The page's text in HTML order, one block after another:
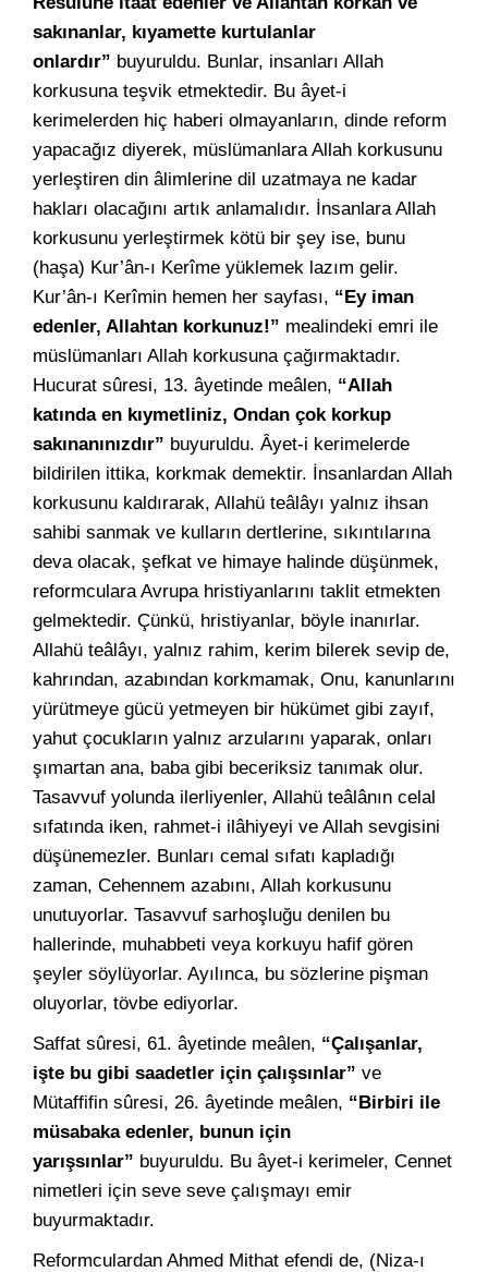
sakınanlar, kıyamette kurtulanlar
onlardır” buyuruldu. Bunlar, insanları Allah
korkusuna teşvik etmektedir. Bu âyet-i
kerimelerden hiç haberi olmayanların, dinde reform
yapacağız diyerek, müslümanlara Allah korkusunu
yerleştiren din âlimlerine dil uzatmaya ne kadar
hakları olacağını artık anlamalıdır. İnsanlara Allah
korkusunu yerleştirmek kötü bir şey ise, bunu
(haşa) Kur’ân-ı Kerîme yüklemek lazım gelir.
Kur’ân-ı Kerîmin hemen her sayfası, “Ey iman
edenler, Allahtan korkunuz!” mealindeki emri ile
müslümanları Allah korkusuna çağırmaktadır.
Hucurat sûresi, 13. âyetinde meâlen, “Allah
katında en kıymetliniz, Ondan çok korkup
sakınanınızdır” buyuruldu. Âyet-i kerimelerde
bildirilen ittika, korkmak demektir. İnsanlardan Allah
korkusunu kaldırarak, Allahü teâlâyı yalnız ihsan
sahibi sanmak ve kulların dertlerine, sıkıntılarına
deva olacak, şefkat ve himaye halinde düşünmek,
reformculara Avrupa hristiyanlarını taklit etmekten
gelmektedir. Çünkü, hristiyanlar, böyle inanırlar.
Allahü teâlâyı, yalnız rahim, kerim bilerek sevip de,
kahrından, azabından korkmamak, Onu, kanunlarını
yürütmeye gücü yetmeyen bir hükümet gibi zayıf,
yahut çocukların yalnız arzularını yaparak, onları
şımartan ana, baba gibi beceriksiz tanımak olur.
Tasavvuf yolunda ilerliyenler, Allahü teâlânın celal
sıfatında iken, rahmet-i ilâhiyeyi ve Allah sevgisini
düşünemezler. Bunları cemal sıfatı kapladığı
zaman, Cehennem azabını, Allah korkusunu
unutuyorlar. Tasavvuf sarhoşluğu denilen bu
hallerinde, muhabbeti veya korkuyu hafif gören
şeyler söylüyorlar. Ayılınca, bu sözlerine pişman
oluyorlar, tövbe ediyorlar.
Saffat sûresi, 61. âyetinde meâlen, “Çalışanlar,
işte bu gibi saadetler için çalışsınlar” ve
Mütaffifin sûresi, 26. âyetinde meâlen, “Birbiri ile
müsabaka edenler, bunun için
yarışsınlar” buyuruldu. Bu âyet-i kerimeler, Cennet
nimetleri için seve seve çalışmayı emir
buyurmaktadır.
Reformculardan Ahmed Mithat efendi de, (Niza-ı